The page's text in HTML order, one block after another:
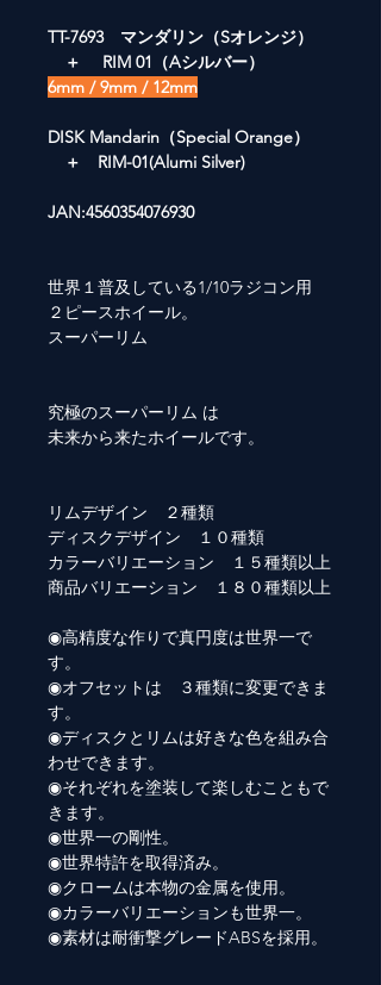
TT-7693 マンダリン（Sオレンジ）
＋ RIM 01（Aシルバー）
6mm / 9mm / 12mm
DISK Mandarin（Special Orange）
＋ RIM-01(Alumi Silver)
JAN:4560354076930
世界１普及している1/10ラジコン用
２ピースホイール。
スーパーリム
究極のスーパーリム は
未来から来たホイールです。
リムデザイン ２種類
ディスクデザイン １０種類
カラーバリエーション １５種類以上
商品バリエーション １８０種類以上
◉高精度な作りで真円度は世界一で
す。
◉オフセットは ３種類に変更できま
す。
◉ディスクとリムは好きな色を組み合
わせできます。
◉それぞれを塗装して楽しむこともで
きます。
◉世界一の剛性。
◉世界特許を取得済み。
◉クロームは本物の金属を使用。
◉カラーバリエーションも世界一。
◉素材は耐衝撃グレードABSを採用。